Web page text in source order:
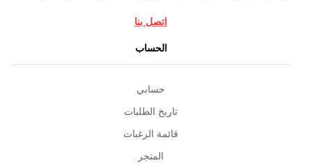
اتصل بنا
الحساب
حسابي
تاريخ الطلبات
قائمة الرغبات
المتجر